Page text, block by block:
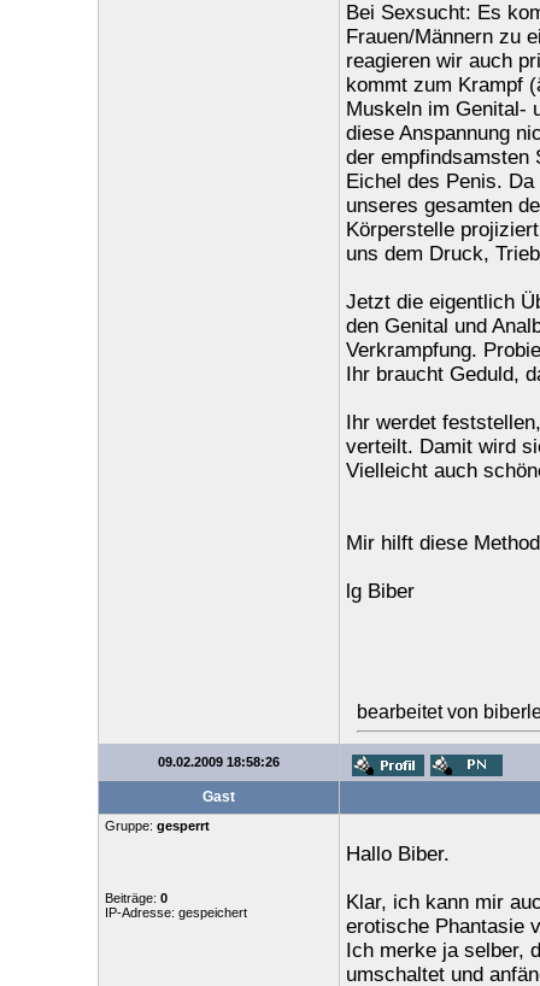
Bei Sexsucht: Es
Frauen/Männern zu
reagieren wir auch
kommt zum Krampf
Muskeln im Genital-
diese Anspannung
der empfindsamsten
Eichel des Penis.
unseres gesamten
Körperstelle
uns dem Druck,
Jetzt die eigentlich
den Genital und
Verkrampfung.
Ihr braucht Geduld,
Ihr werdet
verteilt. Damit wird
Vielleicht auch
Mir hilft diese
lg Biber
bearbeitet von
09.02.2009 18:58:26
Gast
Gruppe: gesperrt
Beiträge: 0
IP-Adresse: gespeichert
Hallo Biber.
Klar, ich kann mir
erotische Phantasie
Ich merke ja selber,
umschaltet und